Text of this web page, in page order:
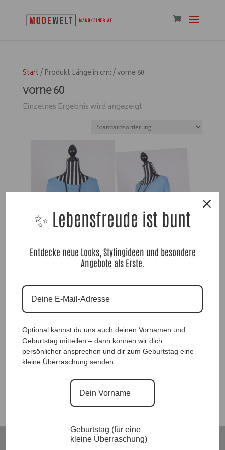
Start/ Produkt Länge in cm: / vorne 60
vorne 60
Einzelnes Ergebnis wird angezeigt
Tunika STAY |Gr. UNI 38-46|, Anr.: 1674
42,90€
Suchen
✨ Lebensfreude ist bunt
Entdecke neue Looks, Stylingideen und besondere
Angebote als Erste.
Optional kannst du uns auch deinen Vornamen und
Geburtstag mitteilen – dann können wir dich
persönlicher ansprechen und dir zum Geburtstag eine
kleine Überraschung senden.
Geburtstag (für eine
kleine Überraschung)